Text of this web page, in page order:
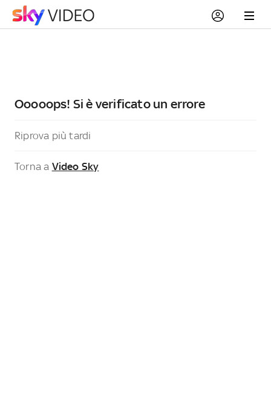
Ooooops! Si è verificato un errore
Riprova più tardi
Torna a Video Sky